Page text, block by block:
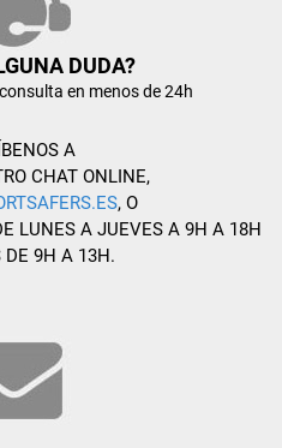
DUDA?
en menos de 24h
A
CHAT ONLINE,
, O
LUNES A JUEVES A 9H A 18H
DE 9H A 13H.